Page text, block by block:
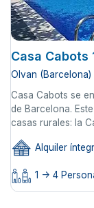
Casa Cabots
Olvan (Barcelona)
Casa Cabots se
de Barcelona.
casas rurales: la
Alquiler
1 -> 4